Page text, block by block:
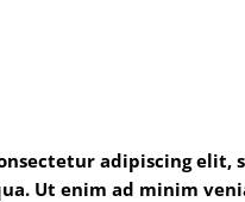
adipiscing elit,
Ut enim ad minim